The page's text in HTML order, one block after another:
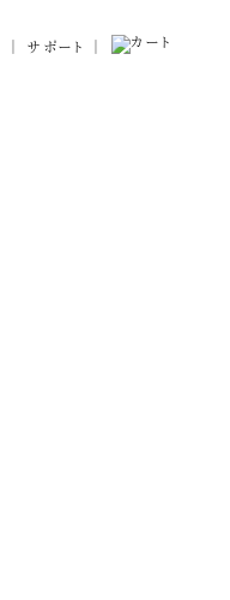
サポート